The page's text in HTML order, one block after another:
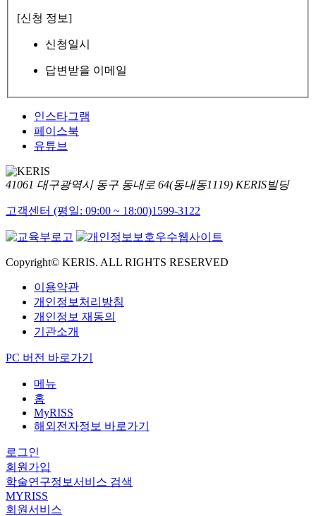
[신청 정보]
신청일시
답변받을 이메일
인스타그램
페이스북
유튜브
41061 대구광역시 동구 동내로 64(동내동1119) KERIS빌딩
고객센터 (평일: 09:00 ~ 18:00)1599-3122
Copyright© KERIS. ALL RIGHTS RESERVED
이용약관
개인정보처리방침
개인정보 재동의
기관소개
PC 버전 바로가기
메뉴
홈
MyRISS
해외전자정보 바로가기
로그인
회원가입
학술연구정보서비스 검색
MYRISS
회원서비스